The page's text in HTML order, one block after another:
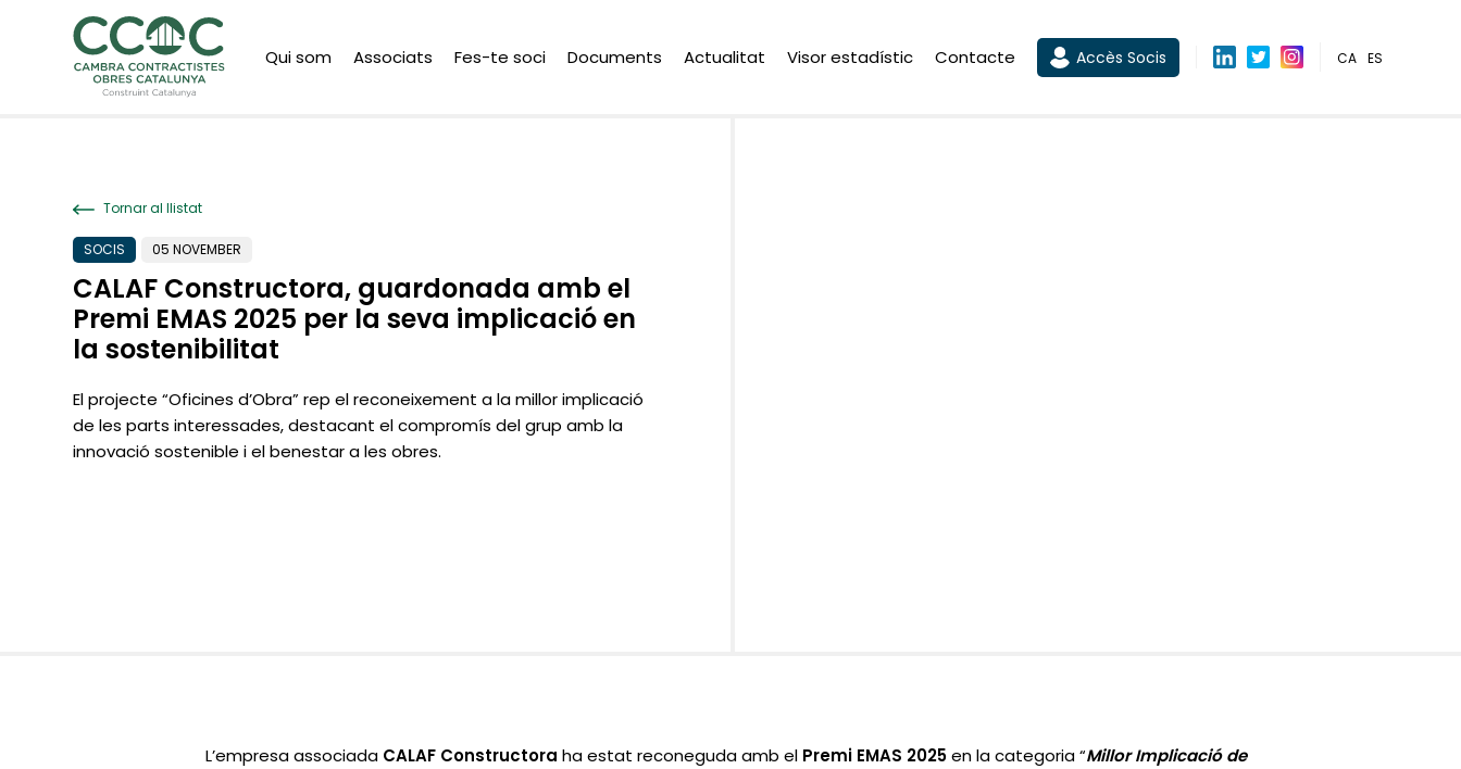
Qui som Associats Fes-te soci Documents Actualitat Visor estadístic Contacte Accès Socis CA ES
Tornar al llistat
SOCIS 05 NOVEMBER
CALAF Constructora, guardonada amb el
Premi EMAS 2025 per la seva implicació en
la sostenibilitat
El projecte “Oficines d’Obra” rep el reconeixement a la millor implicació
de les parts interessades, destacant el compromís del grup amb la
innovació sostenible i el benestar a les obres.
L’empresa associada CALAF Constructoraha estat reconeguda amb el Premi EMAS 2025en la categoria“Millor Implicació de